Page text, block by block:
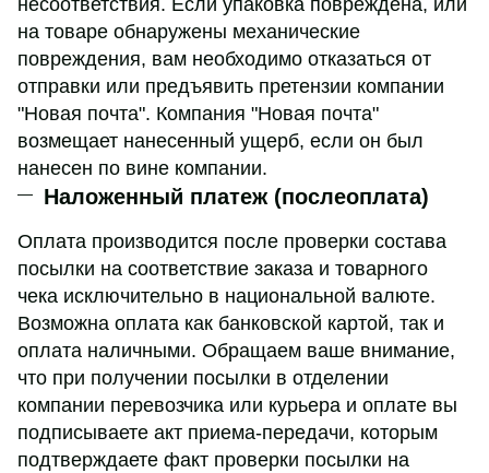
несоответствия. Если упаковка повреждена, или
на товаре обнаружены механические
повреждения, вам необходимо отказаться от
отправки или предъявить претензии компании
"Новая почта". Компания "Новая почта"
возмещает нанесенный ущерб, если он был
нанесен по вине компании.
Наложенный платеж (послеоплата)
Оплата производится после проверки состава
посылки на соответствие заказа и товарного
чека исключительно в национальной валюте.
Возможна оплата как банковской картой, так и
оплата наличными. Обращаем ваше внимание,
что при получении посылки в отделении
компании перевозчика или курьера и оплате вы
подписываете акт приема-передачи, которым
подтверждаете факт проверки посылки на